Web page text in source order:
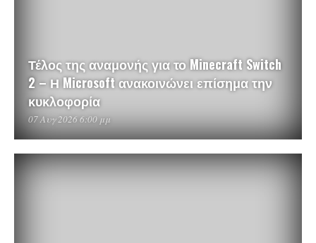
Τέλος της αναμονής για το Minecraft Switch
2 – Η Microsoft ανακοινώνει επίσημα την
κυκλοφορία
07 Αυγ 2026 6:00 μμ